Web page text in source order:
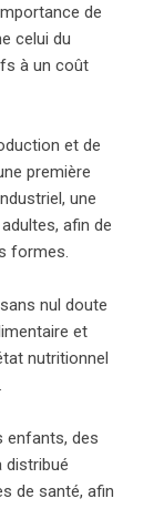
de
celui du
à un coût
et de
première
une
afin de
formes.
nul doute
et
nutritionnel
enfants, des
distribué
de santé, afin